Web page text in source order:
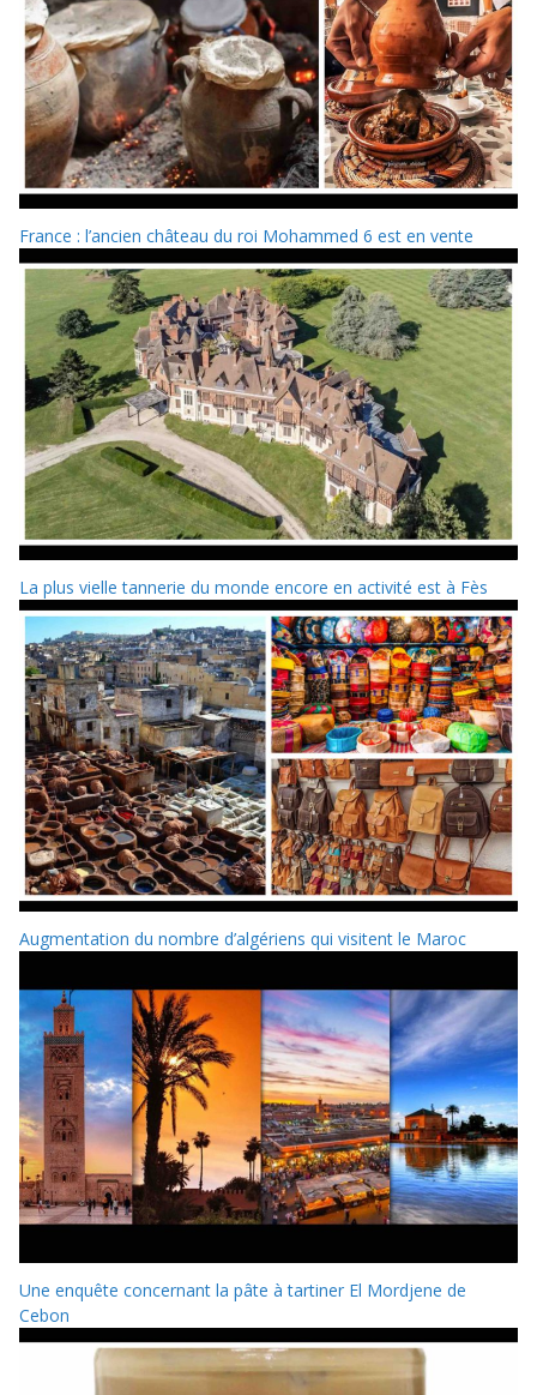
France : l’ancien château du roi Mohammed 6 est en vente
La plus vielle tannerie du monde encore en activité est à Fès
Augmentation du nombre d’algériens qui visitent le Maroc
Une enquête concernant la pâte à tartiner El Mordjene de
Cebon